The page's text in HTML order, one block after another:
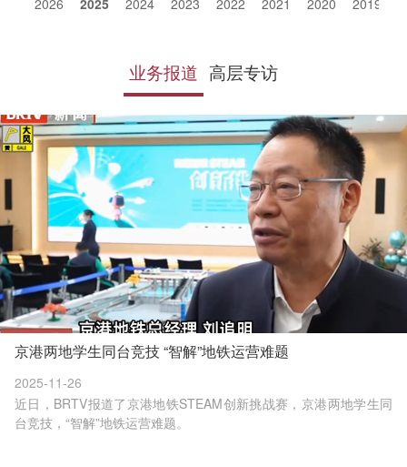
2026 2025 2024 2023 2022 2021 2020 2019
业务报道 高层专访
京港两地学生同台竞技 “智解”地铁运营难题
近日，BRTV报道了京港地铁STEAM创新挑战赛，京港两地学生同
台竞技，“智解”地铁运营难题。
2025-11-26